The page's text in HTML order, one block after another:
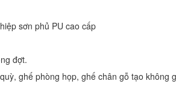
sơn phủ PU cao cấp
đợt.
ghế phòng họp, ghế chân gỗ tạo không